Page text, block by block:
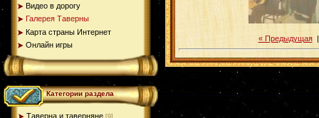
Видео в дорогу
Галерея Таверны
Карта страны Интернет
Онлайн игры
Категории раздела
Таверна и таверняне [9]
« Предыдущая